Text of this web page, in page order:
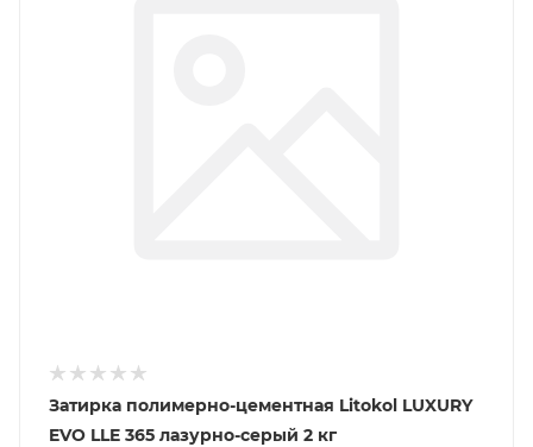
Затирка полимерно-цементная Litokol LUXURY
EVO LLE 365 лазурно-серый 2 кг